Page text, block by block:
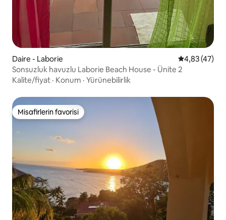
Daire - Laborie 5 üzerinden
4,83 (47)
Sonsuzluk havuzlu Laborie Beach House - Ünite 2
Kalite/fiyat · Konum · Yürünebilirlik
Misafirlerin favorisi
Misafirlerin favorisi